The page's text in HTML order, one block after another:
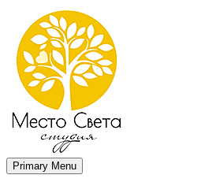
Место света. Свадебный фотограф в
Свадебный фотограф в Орле
Primary Menu